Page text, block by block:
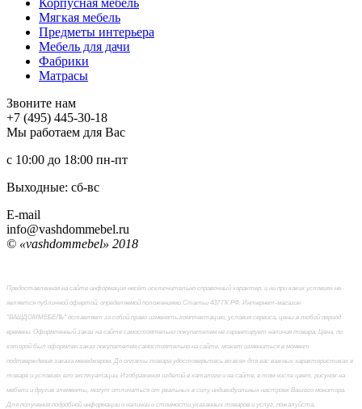
Мягкая мебель
Предметы интерьера
Мебель для дачи
Фабрики
Матраcы
Звоните нам
+7 (495) 445-30-18
Мы работаем для Вас
с 10:00 до 18:00 пн-пт
Выходные: сб-вc
E-mail
info@vashdommebel.ru
© «vashdommebel» 2018
Предоставленная на сайте информация несёт исключительно справочный характер, и ни при каких условиях не
является публичной офертой, определяемой положениями Статьи 437 ГК РФ. Интернет-магазин
"ВАШДОММЕБЕЛЬ" оставляет за собой право изменять комплектацию, условия сервиса, цены в любой период
времени. Оформленный заказ на сайте самостоятельно покупателем не гарантирует наличия товара. Цена, по
которой был оформлен заказ покупателем самостоятельно на сайте, может измениться в момент
подтверждения заказа менеджером. До оплаты товара удостоверьтесь во всех для вас важных характеристиках в
товаре и условиях его эксплуатации. Изображения изделий в каталоге и на сайте, в том числе цвет, рисунок на
мебели и другие элементы, могут отличаться от реальных в силу индивидуальных настроек Вашего монитора.
Для получения подробной информации о наличии и стоимости указанных товаров и услуг, пожалуйста,